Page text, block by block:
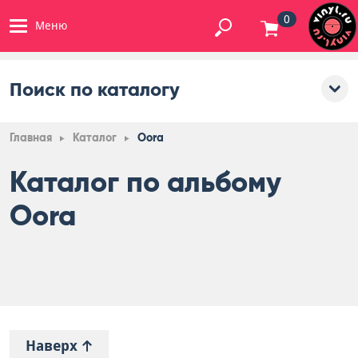
Меню 0
Поиск по каталогу
Главная Каталог Oora
Каталог по альбому
Oora
Наверх